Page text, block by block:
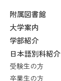
附属図書館
大学案内
学部紹介
日本語別科紹介
受験生の方
卒業生の方